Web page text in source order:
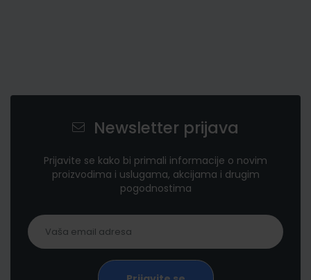
Newsletter prijava
Prijavite se kako bi primali informacije o novim
proizvodima i uslugama, akcijama i drugim
pogodnostima